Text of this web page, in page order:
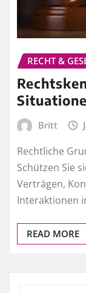
RECHT &
Britt
Rechtliche
Schützen Sie
Verträgen,
Interaktionen
READ MORE